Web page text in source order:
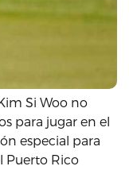
Si Woo no
para jugar en el
especial para
Puerto Rico